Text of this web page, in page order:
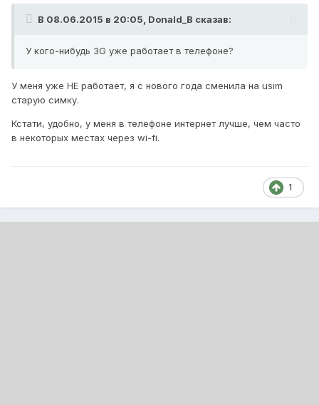
В 08.06.2015 в 20:05, Donald_B сказав:
У кого-нибудь 3G уже работает в телефоне?
У меня уже НЕ работает, я с нового года сменила на usim
старую симку.
Кстати, удобно, у меня в телефоне интернет лучше, чем часто
в некоторых местах через wi-fi.
1